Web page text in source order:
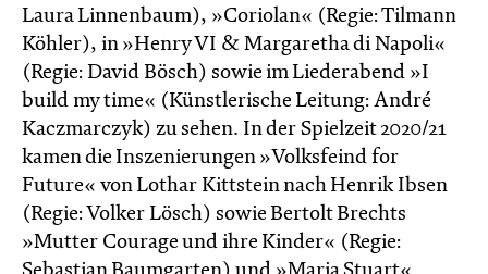
Laura Linnenbaum), »Coriolan« (Regie: Tilmann
Köhler), in »Henry VI & Margaretha di Napoli«
(Regie: David Bösch) sowie im Liederabend »I
build my time« (Künstlerische Leitung: André
Kaczmarczyk) zu sehen. In der Spielzeit 2020/21
kamen die Inszenierungen »Volksfeind for
Future« von Lothar Kittstein nach Henrik Ibsen
(Regie: Volker Lösch) sowie Bertolt Brechts
»Mutter Courage und ihre Kinder« (Regie: